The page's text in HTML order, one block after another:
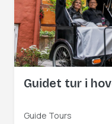
Guidet tur i
Guide Tours